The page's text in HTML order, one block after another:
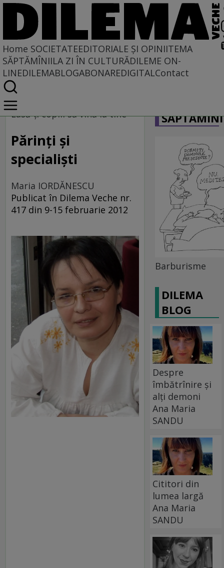
Home SOCIETATEEDITORIALE ȘI OPINIITEMA
SĂPTĂMÎNIILA ZI ÎN CULTURĂDILEME ON-
LINEDILEMABLOGABONAREDIGITALContact
Home
Societate
Lasă-ţi copiii să vină la tine
Părinţi şi
specialişti
Maria IORDĂNESCU
Publicat în Dilema Veche nr.
417 din 9-15 februarie 2012
Barburisme
DILEMA
BLOG
Despre
îmbătrînire și
alți demoni
Ana Maria
SANDU
Cititori din
lumea largă
Ana Maria
SANDU